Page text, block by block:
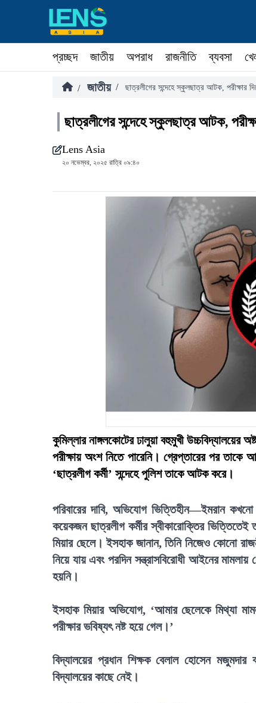
প্রচ্ছদ জাতীয় অপরাধ রাজনীতি ব্যবসা
/ জাতীয় / ছাত্রলীগের সন্দেহে স্কুলছাত্র আটক, পরীক্ষার
ছাত্রলীগের সন্দেহে স্কুলছাত্র আটক,
Lens Asia
২০ নভেম্বর, ২০২৫ রাত্রি ০৯:৪০
কুমিল্লার নাঙ্গলকোটের ঢালুয়া বহুমুখী উচ্চবিদ্যালয়ের
পরীক্ষায় অংশ নিতে পারেনি। গ্রেপ্তারের পর তাকে
‘ছাত্রলীগ কর্মী’ সন্দেহে পুলিশ তাকে আটক করে।
পরিবারের দাবি, অভিযোগ ভিত্তিহীন—ইমরান
কয়েকজন ছাত্রলীগ কর্মীর স্বীকারোক্তির
মিয়ার ছেলে। ইসহাক জানান, তিনি নিজেও কোনো
নিয়ে যায় এবং পরদিন সন্ত্রাসবিরোধী আইনের
হয়নি।
ইসহাক মিয়ার অভিযোগ, ‘আমার ছেলেকে মিথ্যা
পরীক্ষার ভবিষ্যৎ নষ্ট হয়ে গেল।’
বিদ্যালয়ের প্রধান শিক্ষক বেলাল হোসেন
বিদ্যালয়ের কাছে নেই।